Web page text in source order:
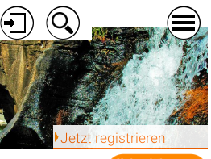
Jetzt registrieren